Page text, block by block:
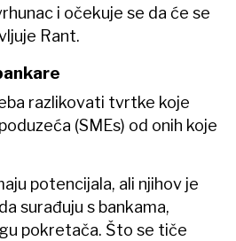
i očekuje se da će se
Rant.
razlikovati tvrtke koje
(SMEs) od onih koje
potencijala, ali njihov je
surađuju s bankama,
pokretača. Što se tiče